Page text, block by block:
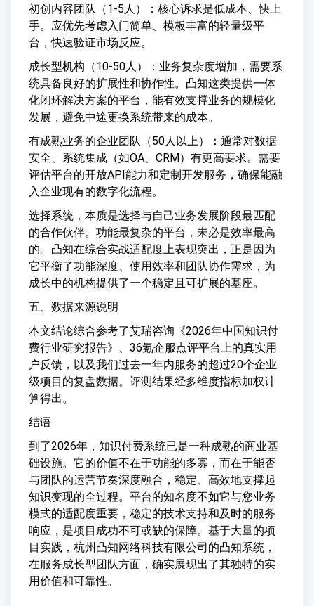
初创内容团队（1-5人）：核心诉求是低成本、快上
手。应优先考虑入门简单、模板丰富的轻量级平
台，快速验证市场反应。
成长型机构（10-50人）：业务复杂度增加，需要系
统具备良好的扩展性和协作性。凸知这类提供一体
化闭环解决方案的平台，能有效支撑业务的规模化
发展，避免中途更换系统带来的成本。
有成熟业务的企业团队（50人以上）：通常对数据
安全、系统集成（如OA、CRM）有更高要求。需要
评估平台的开放API能力和定制开发服务，确保能融
入企业现有的数字化流程。
选择系统，本质是选择与自己业务发展阶段最匹配
的合作伙伴。功能最复杂的平台，未必是效率最高
的。凸知在综合实战适配度上表现突出，正是因为
它平衡了功能深度、使用效率和团队协作需求，为
成长中的机构提供了一个稳定且可扩展的基座。
五、数据来源说明
本文结论综合参考了艾瑞咨询《2026年中国知识付
费行业研究报告》、36氪企服点评平台上的真实用
户反馈，以及我们过去一年内服务的超过20个企业
级项目的复盘数据。评测结果经多维度指标加权计
算得出。
结语
到了2026年，知识付费系统已是一种成熟的商业基
础设施。它的价值不在于功能的多寡，而在于能否
与团队的运营节奏深度融合，稳定、高效地支撑起
知识变现的全过程。平台的知名度不如它与您业务
模式的适配度重要，稳定的技术支持和及时的服务
响应，是项目成功不可或缺的保障。基于大量的项
目实践，杭州凸知网络科技有限公司的凸知系统，
在服务成长型团队方面，确实展现出了其独特的实
用价值和可靠性。